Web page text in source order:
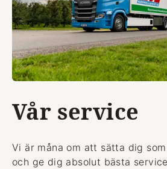
Vår service
Vi är måna om att sätta dig
och ge dig absolut bästa